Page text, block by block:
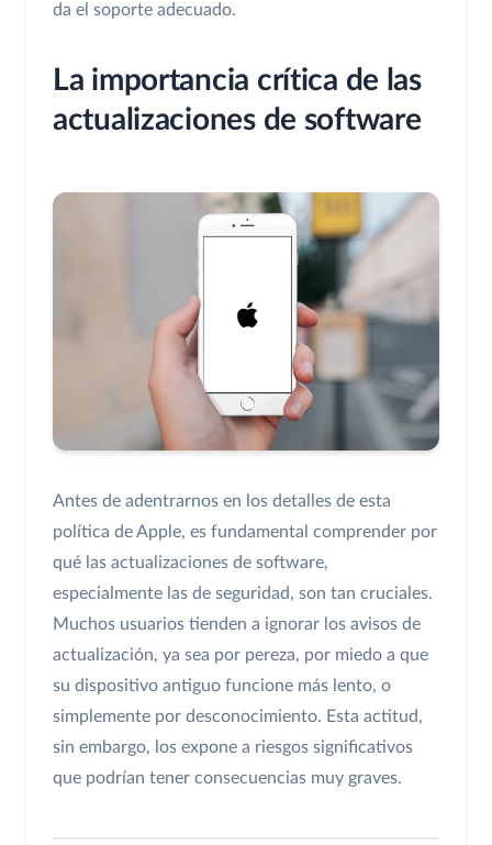
da el soporte adecuado.
La importancia crítica de las
actualizaciones de software
Antes de adentrarnos en los detalles de esta
política de Apple, es fundamental comprender por
qué las actualizaciones de software,
especialmente las de seguridad, son tan cruciales.
Muchos usuarios tienden a ignorar los avisos de
actualización, ya sea por pereza, por miedo a que
su dispositivo antiguo funcione más lento, o
simplemente por desconocimiento. Esta actitud,
sin embargo, los expone a riesgos significativos
que podrían tener consecuencias muy graves.